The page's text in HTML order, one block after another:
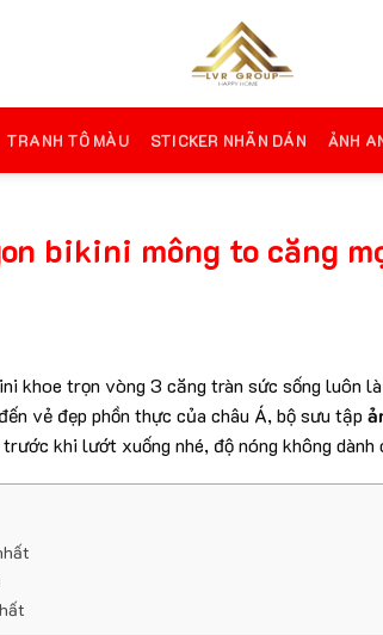
TRANH TÔ MÀU STICKER NHÃN DÁN ẢNH
bikini mông to căng
khoe trọn vòng 3 căng tràn sức sống luôn
vẻ đẹp phồn thực của châu Á, bộ sưu tập
khi lướt xuống nhé, độ nóng không